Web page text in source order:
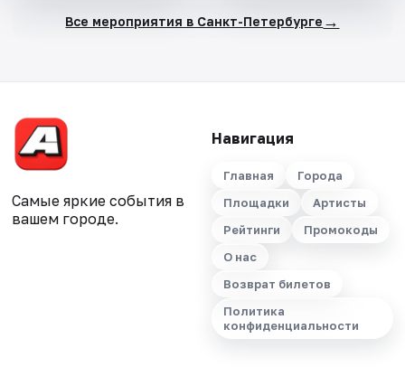
Все мероприятия в Санкт-Петербурге →
Самые яркие события в
вашем городе.
Навигация
Главная
Города
Площадки
Артисты
Рейтинги
Промокоды
О нас
Возврат билетов
Политика
конфиденциальности